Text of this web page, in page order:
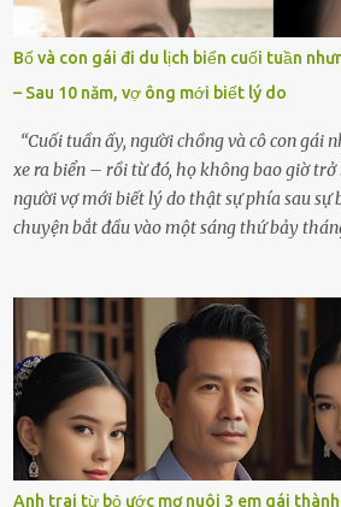
mãi.Buổi sáng hôm đó, sau khi cúng cơm
sắp xếp lại bàn thờ vợ. Mọi thứ vẫn như
đó kỳ lạ mà tôi không thể giải thích được.
cúi xuống lau chùi bát hương, một luồng
tôi giật mình. Và rồi, một chuyện kinh...
Bố và con gái đi du lịch biển cuối tuần
– Sau 10 năm, vợ ông mới biết lý do
“Cuối tuần ấy, người chồng và cô con gái
xe ra biển – rồi từ đó, họ không bao giờ trở
người vợ mới biết lý do thật sự phía sau sự
chuyện bắt đầu vào một sáng thứ bảy
không kém. Ông Minh, vốn là một người
hôm ấy lại đặc biệt vui vẻ. Ông chuẩn bị
cùng cô con gái 8 tuổi tên Thảo. “Em ở
con đi biển hai ngày, để nó được ngắm
sẽ kể cho em nghe cả tuần không hết
hiền, vuốt tóc vợ. Bà Hạnh nhìn chồng và
lòng cũng rộn ràng. Bà vốn ít có dịp đi xa vì
Anh trai từ bỏ ước mơ nuôi 3 em gái thành